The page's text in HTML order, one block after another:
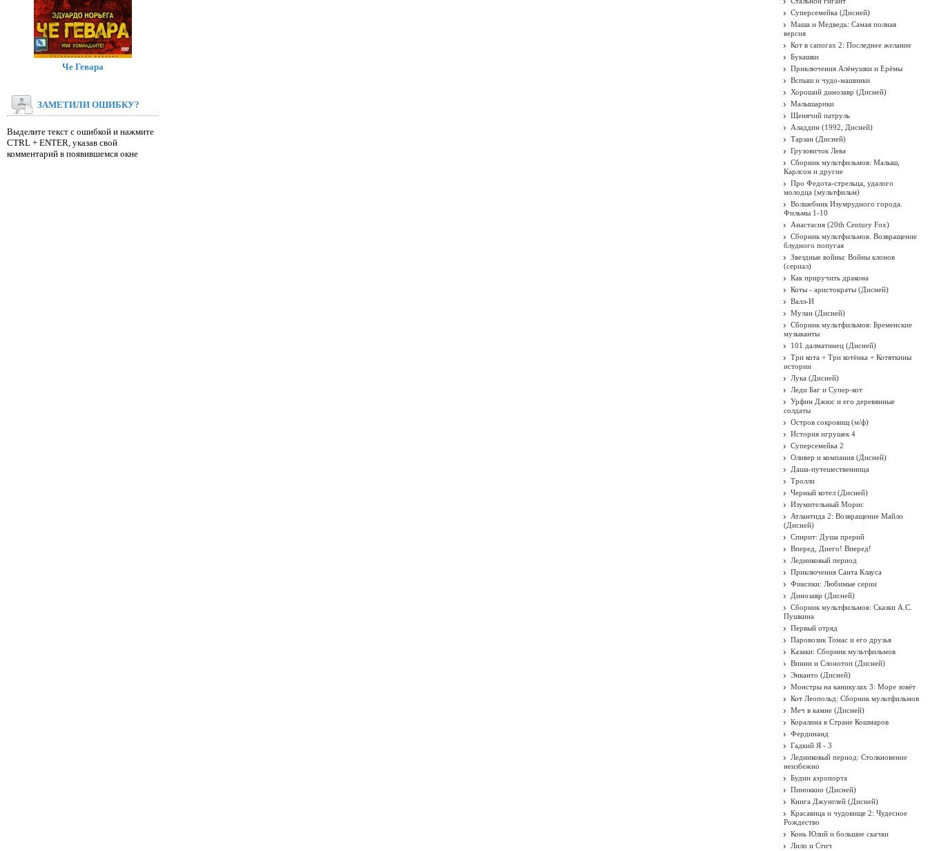
Че Гевара
ЗАМЕТИЛИ ОШИБКУ?
Выделите текст с ошибкой и нажмите
CTRL + ENTER, указав свой
комментарий в появившемся окне
Суперсемейка (Дисней)
Маша и Медведь: Самая полная
версия
Кот в сапогах 2: Последнее желание
Букашки
Приключения Алёнушки и Ерёмы
Вспыш и чудо-машинки
Хороший динозавр (Дисней)
Малышарики
Щенячий патруль
Аладдин (1992, Дисней)
Тарзан (Дисней)
Грузовичок Лева
Сборник мультфильмов: Малыш,
Карлсон и другие
Про Федота-стрельца, удалого
молодца (мультфильм)
Волшебник Изумрудного города.
Фильмы 1-10
Анастасия (20th Century Fox)
Сборник мультфильмов. Возвращение
блудного попугая
Звездные войны: Войны клонов
(сериал)
Как приручить дракона
Коты - аристократы (Дисней)
Валл-И
Мулан (Дисней)
Сборник мультфильмов: Бременские
музыканты
101 далматинец (Дисней)
Три кота + Три котёнка + Котяткины
истории
Лука (Дисней)
Леди Баг и Супер-кот
Урфин Джюс и его деревянные
солдаты
Остров сокровищ (м/ф)
История игрушек 4
Суперсемейка 2
Оливер и компания (Дисней)
Даша-путешественница
Тролли
Черный котел (Дисней)
Изумительный Морис
Атлантида 2: Возвращение Майло
(Дисней)
Спирит: Душа прерий
Вперед, Диего! Вперед!
Ледниковый период
Приключения Санта Клауса
Фиксики: Любимые серии
Динозавр (Дисней)
Сборник мультфильмов: Сказки А.С.
Пушкина
Первый отряд
Паровозик Томас и его друзья
Казаки: Сборник мультфильмов
Винни и Слонотоп (Дисней)
Энканто (Дисней)
Монстры на каникулах 3: Море зовёт
Кот Леопольд: Сборник мультфильмов
Меч в камне (Дисней)
Коралина в Стране Кошмаров
Фердинанд
Гадкий Я - 3
Ледниковый период: Столкновение
неизбежно
Будни аэропорта
Пиноккио (Дисней)
Книга Джунглей (Дисней)
Красавица и чудовище 2: Чудесное
Рождество
Конь Юлий и большие скачки
Лило и Стич